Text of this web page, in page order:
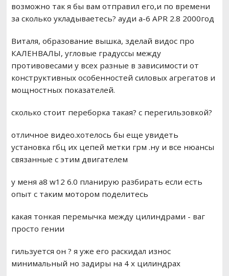
возможно так я бы вам отправил его,и по времени
за сколько укладываетесь? ауди а-6 APR 2.8 2000год
Виталя, образование вышка, зделай видос про
КАЛЕНВАЛЫ, угловые градуссы между
противовесами у всех разные в зависимости от
конструктивных особенностей силовых агрегатов и
мощностных показателей.
сколько стоит переборка такая? с перегильзовкой?
отличное видео.хотелось бы еще увидеть
установка гбц их цепей метки грм .ну и все нюансы
связанные с этим двигателем
у меня а8 w12 6.0 планирую разбирать если есть
опыт с таким мотором поделитесь
какая тонкая перемычка между цилиндрами - ваг
просто гении
гильзуется он ? я уже его раскидал износ
минимальный но задиры на 4 х цилиндрах